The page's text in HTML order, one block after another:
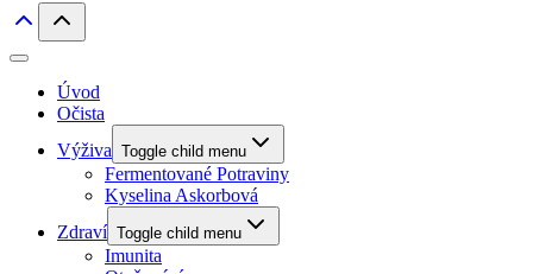
Úvod
Očista
Výživa Toggle child menu
Fermentované Potraviny
Kyselina Askorbová
Zdraví Toggle child menu
Imunita